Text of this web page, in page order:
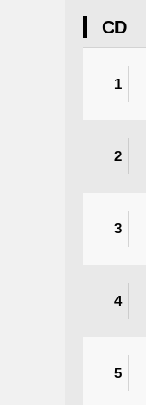
CD
1
2
3
4
5